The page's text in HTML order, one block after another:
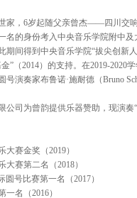
家，6岁起随父亲曾杰——四川交
名的身份考入中央音乐学院附中
期间得到中央音乐学院“拔尖创新
”（2014）的支持。在2019-2020
演奏家布鲁诺·施耐德（Bruno
公司为曾韵提供乐器赞助，现演奏
赛金奖（2019）
赛第二名（2018）
圆号比赛第一名（2017）
名（2016）